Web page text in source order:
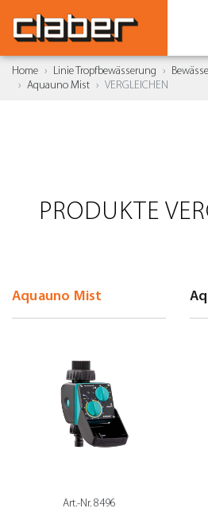
Home Linie Tropfbewässerung
Aquauno Mist
VERGLEICHEN
PRODUKTE
Art.-Nr. 8496